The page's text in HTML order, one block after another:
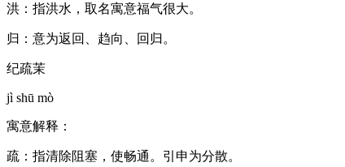
洪：指洪水，取名寓意福气很大。
归：意为返回、趋向、回归。
纪疏茉
jì shū mò
寓意解释：
疏：指清除阻塞，使畅通。引申为分散。